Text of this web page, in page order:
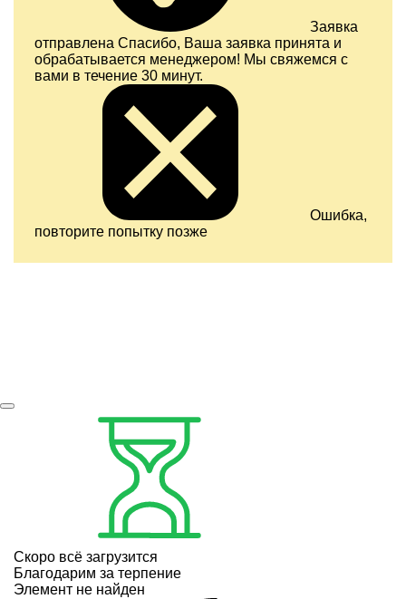
Заявка
отправлена Спасибо, Ваша заявка принята и
обрабатывается менеджером! Мы свяжемся с
вами в течение 30 минут.
Ошибка,
повторите попытку позже
Скоро всё загрузится
Благодарим за терпение
Элемент не найден